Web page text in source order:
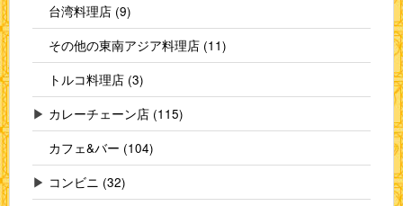
台湾料理店 (9)
その他の東南アジア料理店 (11)
トルコ料理店 (3)
▶ カレーチェーン店 (115)
カフェ&バー (104)
▶ コンビニ (32)